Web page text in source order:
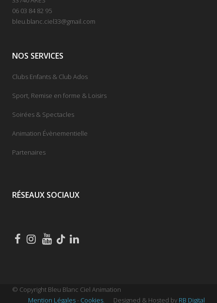
06 03 84 82 95
bleu.blanc.ciel33@gmail.com
NOS SERVICES
Clubs Enfants & Club Ados
Sport, Remise en forme & Loisirs
Soirées & Spectacles
Animation Évènementielle
Partenaires
RÉSEAUX SOCIAUX
© Copyright Bleu Blanc Ciel Animation
Mention Légales- Cookies. Designed & Hosted by RB Digital